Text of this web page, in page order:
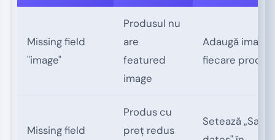
Missing field
"image"
Produsul nu
are
featured
image
Adaugă
fiecare produs
Missing field
Produs cu
preț redus
Setează „Sale